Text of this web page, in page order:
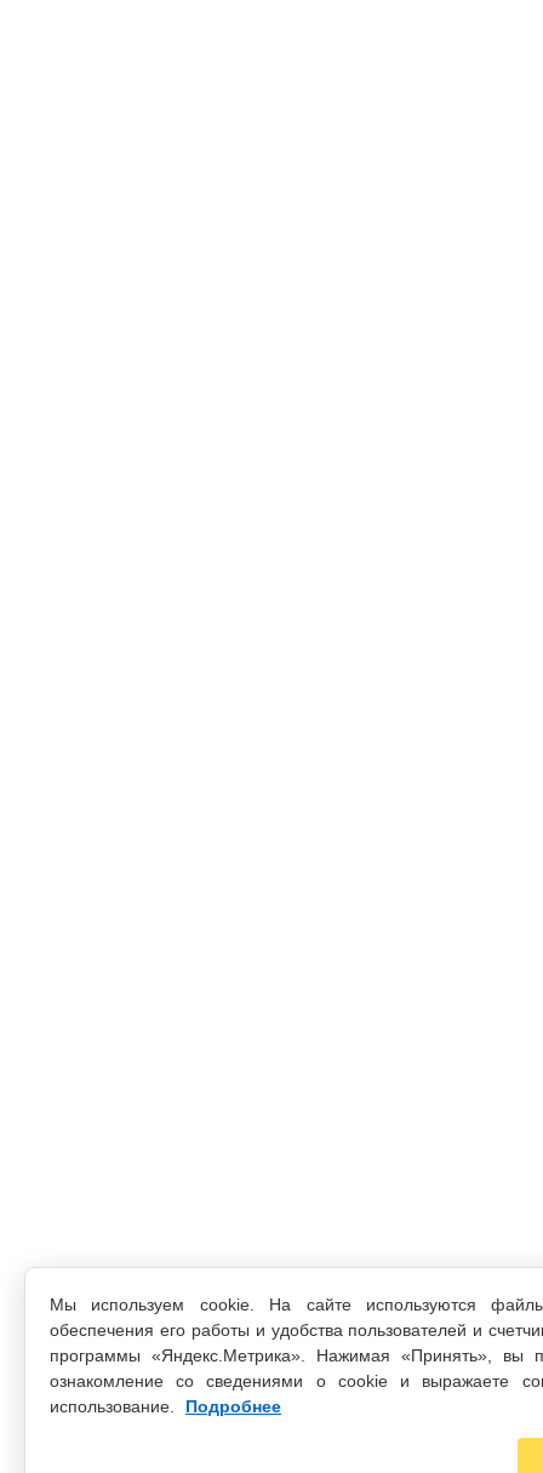
Мы используем cookie. На сайте используются
обеспечения его работы и удобства пользователей и
программы «Яндекс.Метрика». Нажимая «Принять», вы
ознакомление со сведениями о cookie и выражаете
использование.
Подробнее